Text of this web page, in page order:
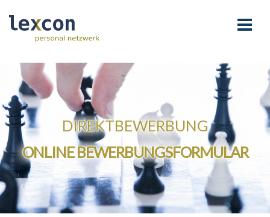
DIREKTBEWERBUNG
ONLINE BEWERBUNGSFORMULAR